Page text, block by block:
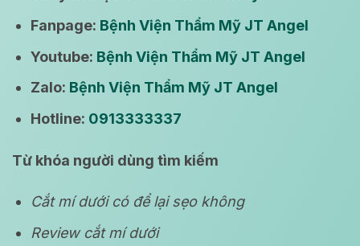
Fanpage: Bệnh Viện Thẩm Mỹ JT Angel
Youtube: Bệnh Viện Thẩm Mỹ JT Angel
Zalo: Bệnh Viện Thẩm Mỹ JT Angel
Hotline: 0913333337
Từ khóa người dùng tìm kiếm
Cắt mí dưới có để lại sẹo không
Review cắt mí dưới